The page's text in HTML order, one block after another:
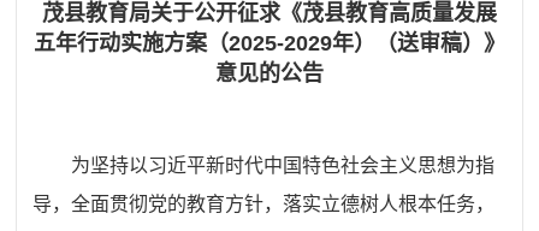
茂县教育局关于公开征求《茂县教育高质量发展
五年行动实施方案（2025-2029年）（送审稿）》
意见的公告
为坚持以习近平新时代中国特色社会主义思想为指
导，全面贯彻党的教育方针，落实立德树人根本任务，